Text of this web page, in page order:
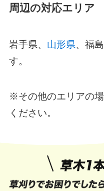
周辺の対応エリア
岩手県、 山形県、福
す。
※その他のエリアの
ください。